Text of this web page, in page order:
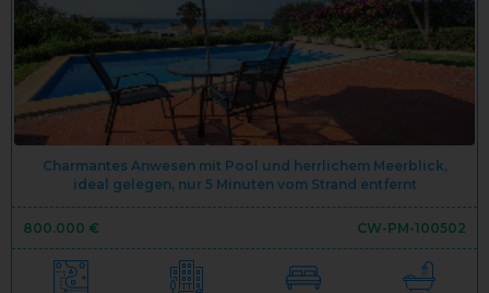
Charmantes Anwesen mit Pool und herrlichem Meerblick,
ideal gelegen, nur 5 Minuten vom Strand entfernt
800.000 € CW-PM-100502